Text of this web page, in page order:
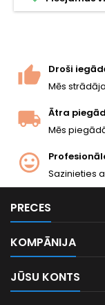
Droši
Mēs
Ātra
Mēs
Sazinieties
PRECES
KOMPĀNIJA
JŪSU KONTS